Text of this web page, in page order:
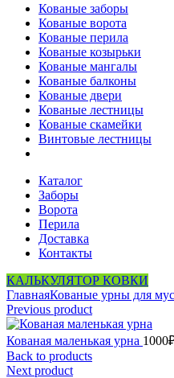
Кованые заборы
Кованые ворота
Кованые перила
Кованые козырьки
Кованые мангалы
Кованые балконы
Кованые двери
Кованые лестницы
Кованые скамейки
Винтовые лестницы
Каталог
Заборы
Ворота
Перила
Доставка
Контакты
КАЛЬКУЛЯТОР КОВКИ
ГлавнаяКованые урны для
Previous product
Кованая маленькая урна 1000
Back to products
Next product